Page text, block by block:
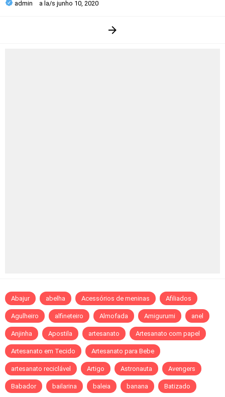
admin a la/s junho 10, 2020
Abajur abelha Acessórios de meninas Afiliados
Agulheiro alfineteiro Almofada Amigurumi anel
Anjinha Apostila artesanato Artesanato com papel
Artesanato em Tecido Artesanato para Bebe
artesanato reciclável Artigo Astronauta Avengers
Babador bailarina baleia banana Batizado